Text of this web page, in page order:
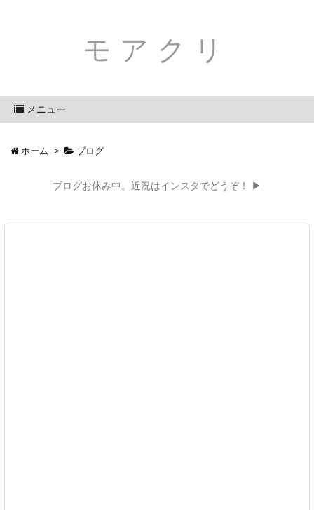
モアクリ
メニュー
ホーム > ブログ
ブログお休み中。近況はインスタでどうぞ！ ▶